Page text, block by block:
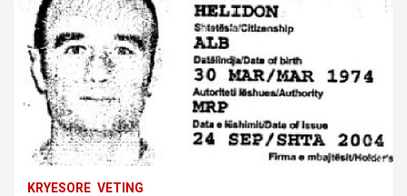
KRYESORE VETING